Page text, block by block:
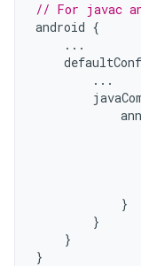
// For javac
android {
...
...
}
}
}
}